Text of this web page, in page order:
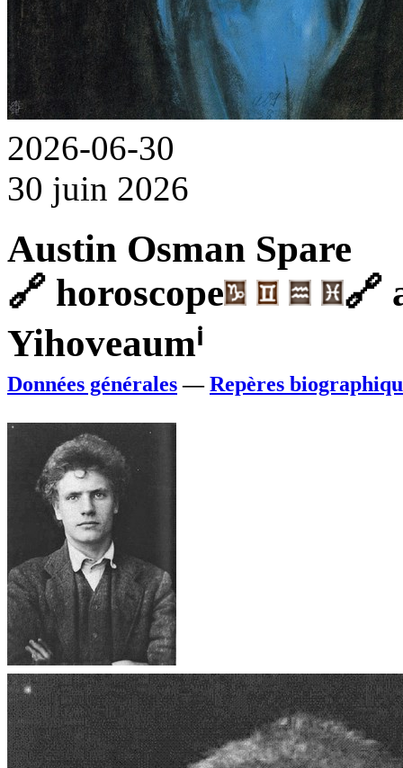
2026-06-30
30 juin 2026
Austin Osman Spare
🔗 horoscope 🔗
Yihoveaumⁱ
Données générales—Repères